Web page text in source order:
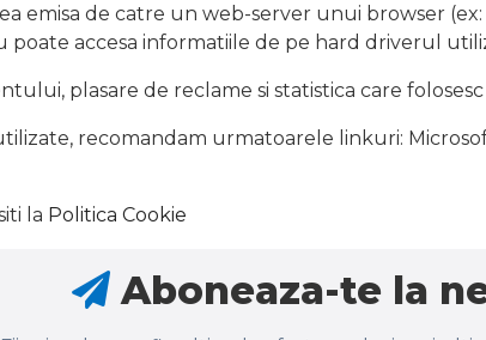
emisa de catre un web-server unui browser
poate accesa informatiile de pe hard driverul
plasare de reclame si statistica care
recomandam urmatoarele linkuri:
la Politica Cookie
Aboneaza-te la